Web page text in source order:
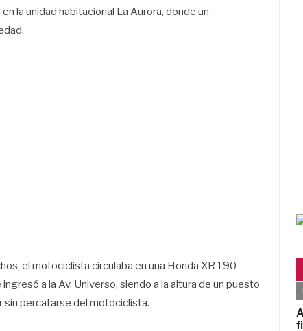
la unidad habitacional La Aurora, donde un
el motociclista circulaba en una Honda XR 190
a la Av. Universo, siendo a la altura de un puesto
sin percatarse del motociclista.